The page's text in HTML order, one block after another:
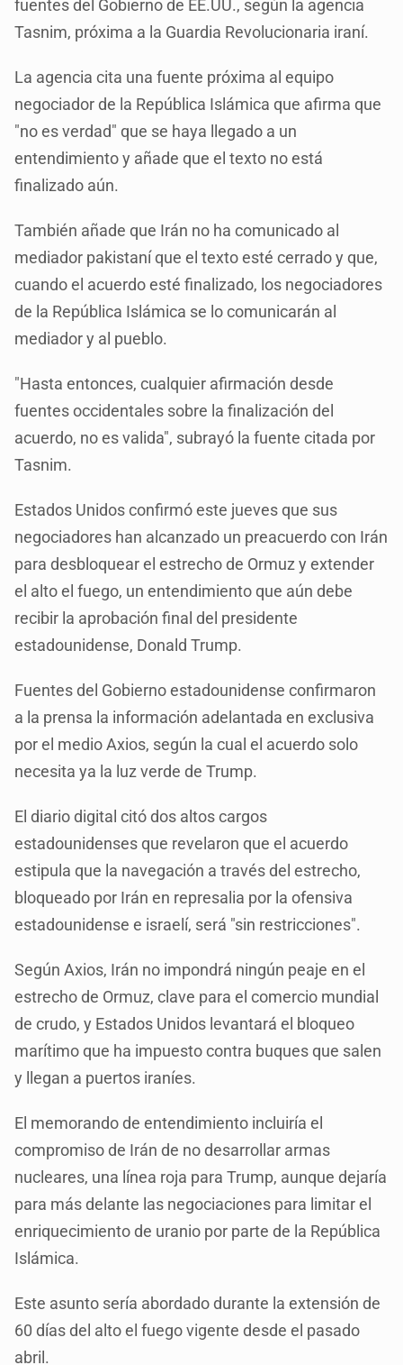
fuentes del Gobierno de EE.UU., según la agencia
Tasnim, próxima a la Guardia Revolucionaria iraní.
La agencia cita una fuente próxima al equipo
negociador de la República Islámica que afirma que
"no es verdad" que se haya llegado a un
entendimiento y añade que el texto no está
finalizado aún.
También añade que Irán no ha comunicado al
mediador pakistaní que el texto esté cerrado y que,
cuando el acuerdo esté finalizado, los negociadores
de la República Islámica se lo comunicarán al
mediador y al pueblo.
"Hasta entonces, cualquier afirmación desde
fuentes occidentales sobre la finalización del
acuerdo, no es valida", subrayó la fuente citada por
Tasnim.
Estados Unidos confirmó este jueves que sus
negociadores han alcanzado un preacuerdo con Irán
para desbloquear el estrecho de Ormuz y extender
el alto el fuego, un entendimiento que aún debe
recibir la aprobación final del presidente
estadounidense, Donald Trump.
Fuentes del Gobierno estadounidense confirmaron
a la prensa la información adelantada en exclusiva
por el medio Axios, según la cual el acuerdo solo
necesita ya la luz verde de Trump.
El diario digital citó dos altos cargos
estadounidenses que revelaron que el acuerdo
estipula que la navegación a través del estrecho,
bloqueado por Irán en represalia por la ofensiva
estadounidense e israelí, será "sin restricciones".
Según Axios, Irán no impondrá ningún peaje en el
estrecho de Ormuz, clave para el comercio mundial
de crudo, y Estados Unidos levantará el bloqueo
marítimo que ha impuesto contra buques que salen
y llegan a puertos iraníes.
El memorando de entendimiento incluiría el
compromiso de Irán de no desarrollar armas
nucleares, una línea roja para Trump, aunque dejaría
para más delante las negociaciones para limitar el
enriquecimiento de uranio por parte de la República
Islámica.
Este asunto sería abordado durante la extensión de
60 días del alto el fuego vigente desde el pasado
abril.